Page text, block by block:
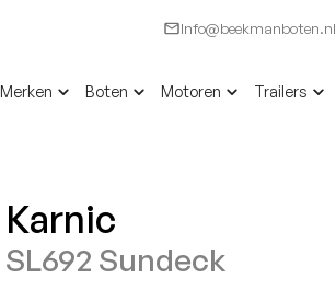
Info@beekmanboten.nl
Merken Boten Motoren Trailers
Karnic
SL692 Sundeck